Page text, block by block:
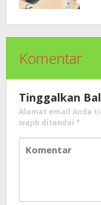
Komentar
Tinggalkan
Alamat email Anda
wajib ditandai *